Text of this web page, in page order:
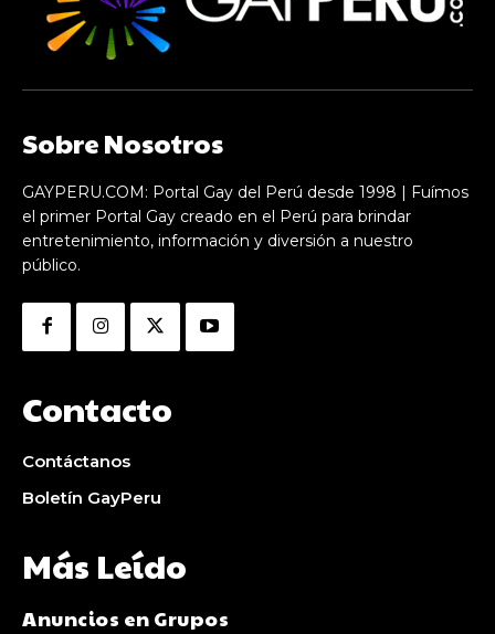
Sobre Nosotros
GAYPERU.COM: Portal Gay del Perú desde 1998 | Fuímos
el primer Portal Gay creado en el Perú para brindar
entretenimiento, información y diversión a nuestro
público.
Contacto
Contáctanos
Boletín GayPeru
Más Leído
Anuncios en Grupos